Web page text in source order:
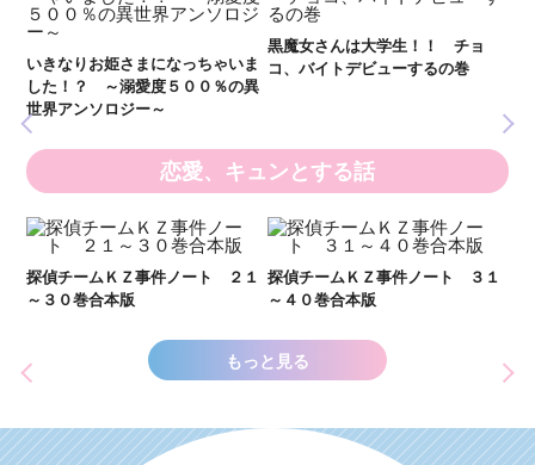
コ、バイトデビューするの巻
新 妖界ナビ・ルナ１～１１ 全
１１巻合本版
恋愛、キュンとする話
探偵チームＫＺ事件ノート ３１
～４０巻合本版
探偵チームＫＺ事件ノート １１
～２０巻合本版
もっと見る